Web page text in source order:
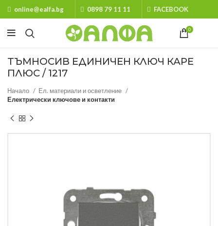
online@ealfa.bg 0898 79 11 11 FACEBOOK
0
ТЪМНОСИВ ЕДИНИЧЕН КЛЮЧ КАРЕ
ПЛЮС / 1217
Начало
Ел. материали и осветление
Електрически ключове и контакти